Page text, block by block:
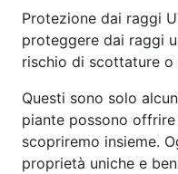
Protezione dai raggi
proteggere dai raggi
rischio di scottature o
Questi sono solo
piante possono
scopriremo insieme.
proprietà uniche e